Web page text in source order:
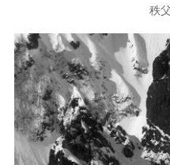
秩